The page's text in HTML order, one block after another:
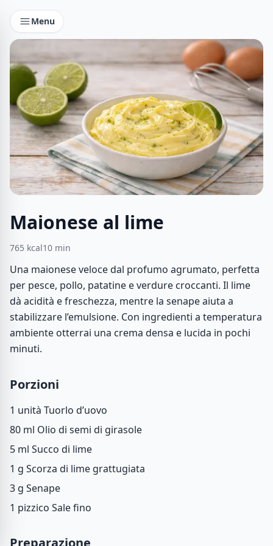
Menu
Maionese al lime
765 kcal10 min
Una maionese veloce dal profumo agrumato, perfetta
per pesce, pollo, patatine e verdure croccanti. Il lime
dà acidità e freschezza, mentre la senape aiuta a
stabilizzare l’emulsione. Con ingredienti a temperatura
ambiente otterrai una crema densa e lucida in pochi
minuti.
Porzioni
1 unità Tuorlo d’uovo
80 ml Olio di semi di girasole
5 ml Succo di lime
1 g Scorza di lime grattugiata
3 g Senape
1 pizzico Sale fino
Preparazione